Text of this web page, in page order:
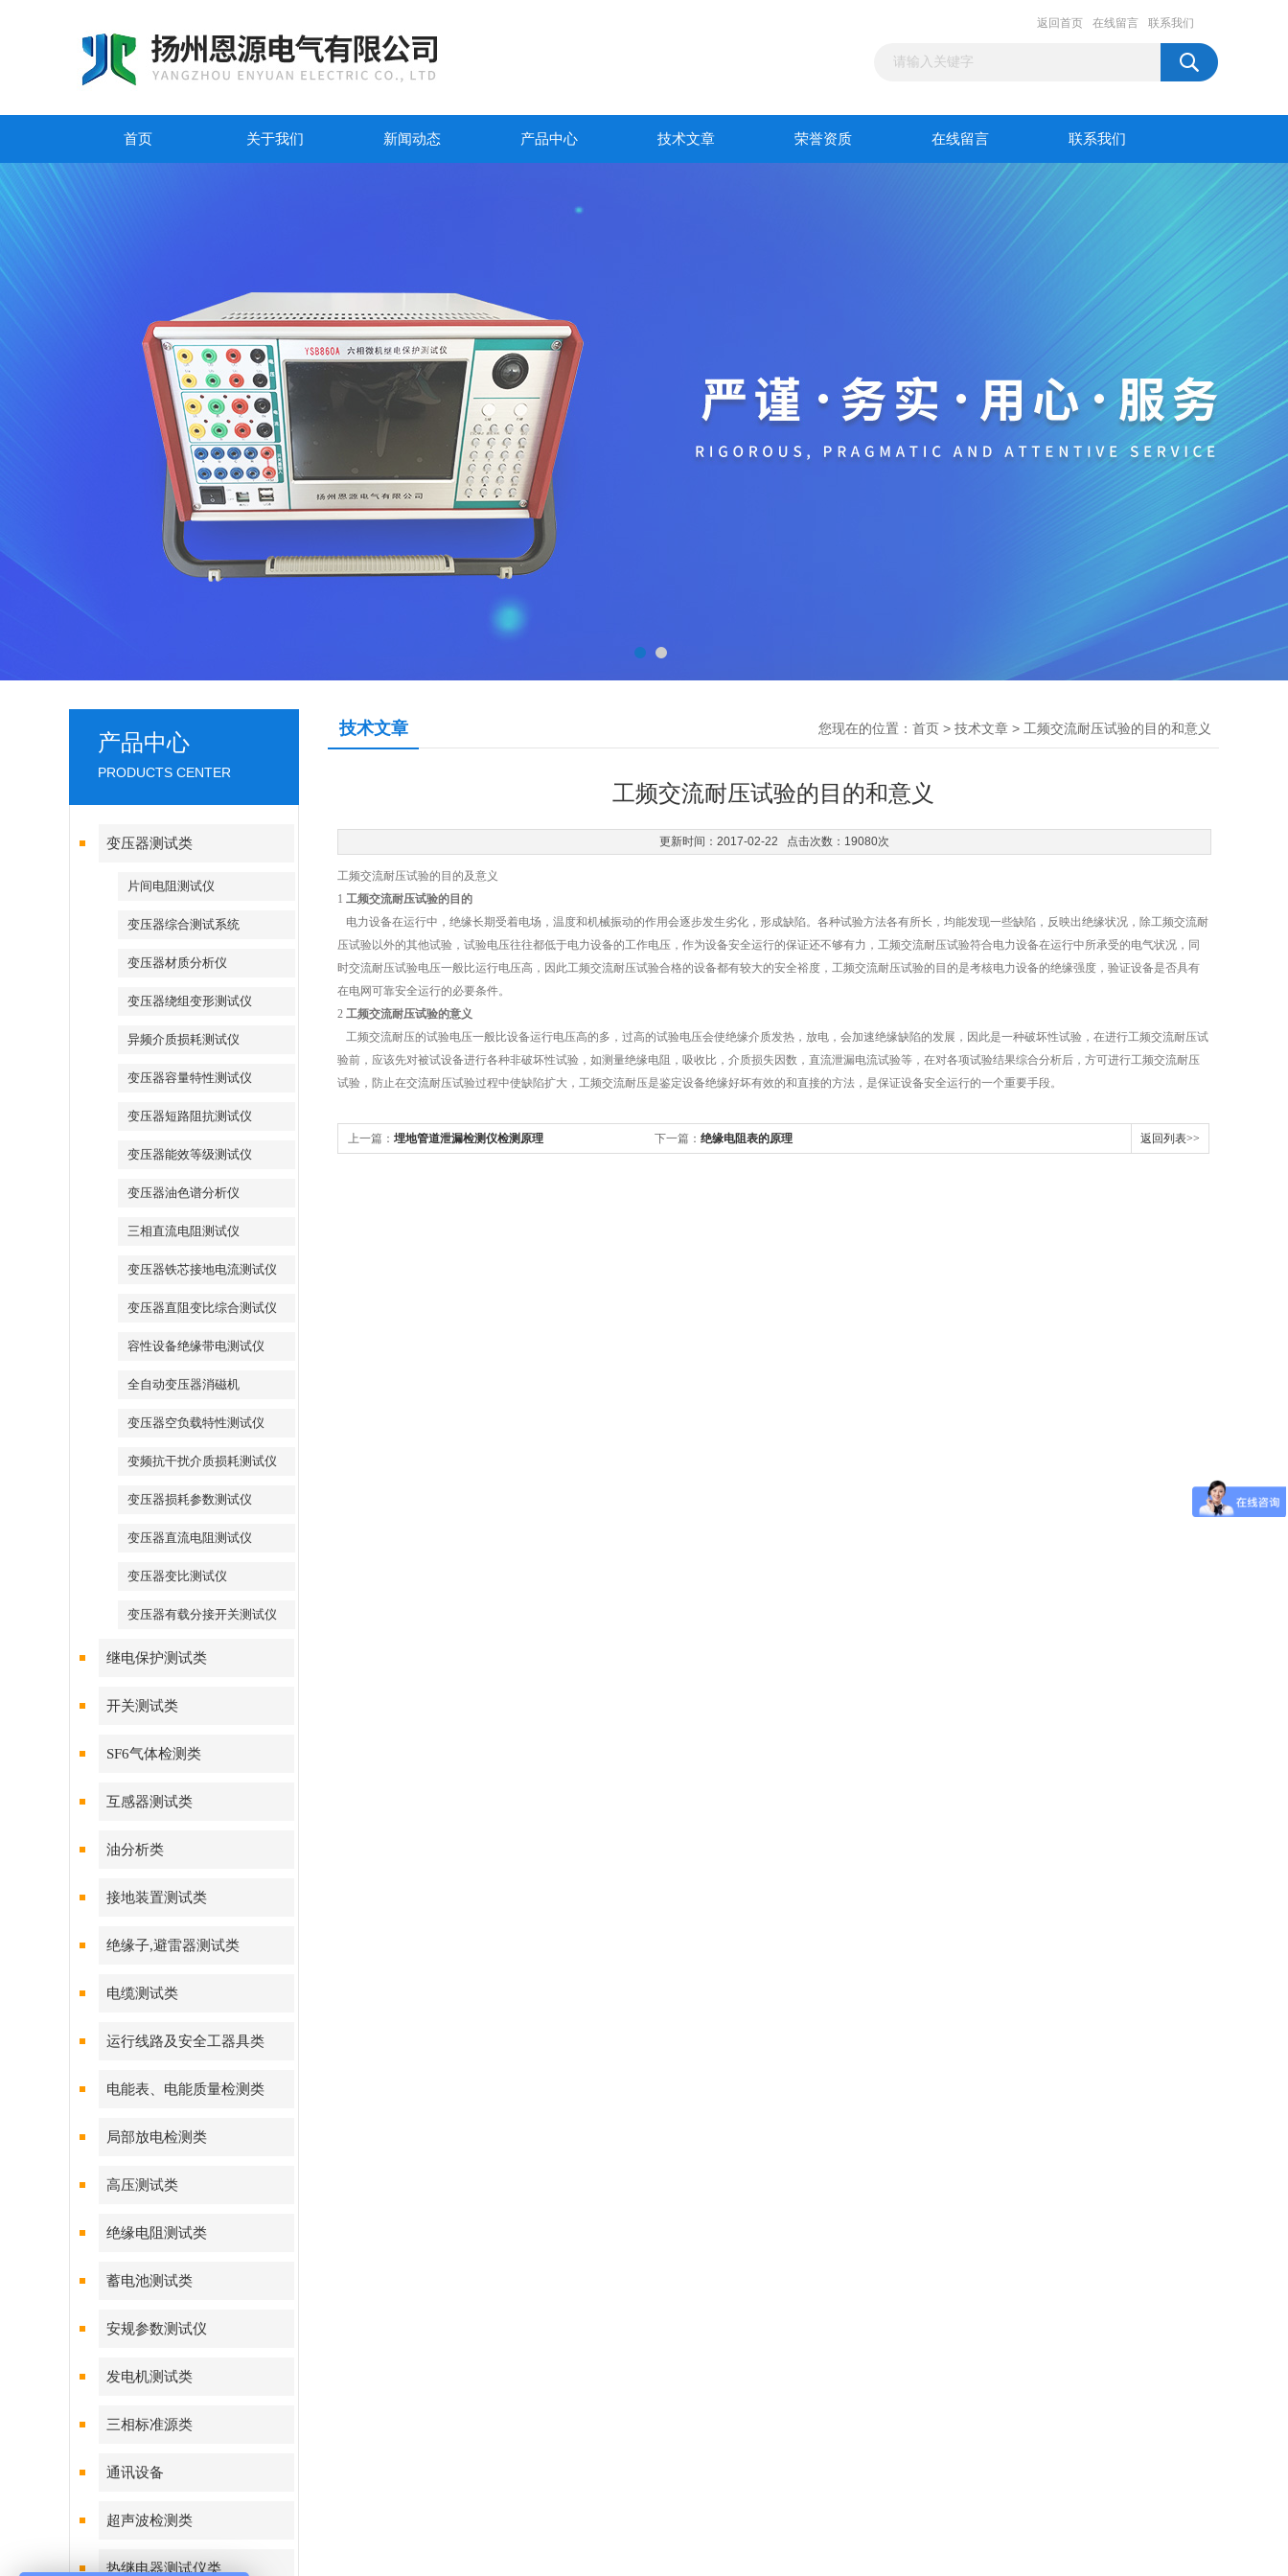
返回首页 在线留言 联系我们
首页 关于我们 新闻动态 产品中心 技术文章 荣誉资质 在线留言 联系我们
产品中心
PRODUCTS CENTER
变压器测试类
片间电阻测试仪
变压器综合测试系统
变压器材质分析仪
变压器绕组变形测试仪
异频介质损耗测试仪
变压器容量特性测试仪
变压器短路阻抗测试仪
变压器能效等级测试仪
变压器油色谱分析仪
三相直流电阻测试仪
变压器铁芯接地电流测试仪
变压器直阻变比综合测试仪
容性设备绝缘带电测试仪
全自动变压器消磁机
变压器空负载特性测试仪
变频抗干扰介质损耗测试仪
变压器损耗参数测试仪
变压器直流电阻测试仪
变压器变比测试仪
变压器有载分接开关测试仪
继电保护测试类
开关测试类
SF6气体检测类
互感器测试类
油分析类
接地装置测试类
绝缘子,避雷器测试类
电缆测试类
运行线路及安全工器具类
电能表、电能质量检测类
局部放电检测类
高压测试类
绝缘电阻测试类
蓄电池测试类
安规参数测试仪
发电机测试类
三相标准源类
通讯设备
超声波检测类
热继电器测试仪类
技术文章 您现在的位置： 首页 > 技术文章 > 工频交流耐压试验的目的和意义
工频交流耐压试验的目的和意义
更新时间：2017-02-22 点击次数：19080次
工频交流耐压试验的目的及意义
1 工频交流耐压试验的目的
电力设备在运行中，绝缘长期受着电场，温度和机械振动的作用会逐步发生劣化，形成缺陷。各种试验方法各有所长，均能发现一些缺陷，反映出绝缘状况，除工频交流耐
压试验以外的其他试验，试验电压往往都低于电力设备的工作电压，作为设备安全运行的保证还不够有力，工频交流耐压试验符合电力设备在运行中所承受的电气状况，同
时交流耐压试验电压一般比运行电压高，因此工频交流耐压试验合格的设备都有较大的安全裕度，工频交流耐压试验的目的是考核电力设备的绝缘强度，验证设备是否具有
在电网可靠安全运行的必要条件。
2 工频交流耐压试验的意义
工频交流耐压的试验电压一般比设备运行电压高的多，过高的试验电压会使绝缘介质发热，放电，会加速绝缘缺陷的发展，因此是一种破坏性试验，在进行工频交流耐压试
验前，应该先对被试设备进行各种非破坏性试验，如测量绝缘电阻，吸收比，介质损失因数，直流泄漏电流试验等，在对各项试验结果综合分析后，方可进行工频交流耐压
试验，防止在交流耐压试验过程中使缺陷扩大，工频交流耐压是鉴定设备绝缘好坏有效的和直接的方法，是保证设备安全运行的一个重要手段。
上一篇： 埋地管道泄漏检测仪检测原理 下一篇： 绝缘电阻表的原理 返回列表>>